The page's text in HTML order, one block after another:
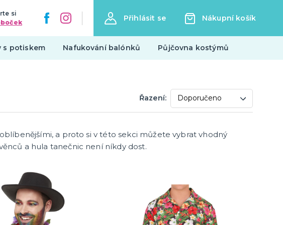
si
Přihlásit se Nákupní košík
s potiskem Nafukování balónků Půjčovna kostýmů
Tématické párty
Mikulášská párty
Silvestrovská párty
Halloweenská párty
Valentýn
Rozlučka se svobodou
Hokejová párty a fandění
Filmová párty
Wild wild west párty
Pirátská a námořnická párty
Havajská a letní párty
další kategorie
a jizvy
Narozeniny
Řazení:
a proto si v této sekci můžete vybrat vhodný
a hula tanečnic není níkdy dost.